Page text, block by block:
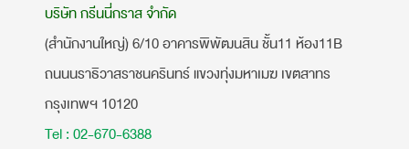
บริษัท กรีนนี่กราส จำกัด
(สำนักงานใหญ่) 6/10 อาคารพิพัฒนสิน ชั้น11 ห้อง11B
ถนนนราธิวาสราชนครินทร์ แขวงทุ่งมหาเมฆ เขตสาทร
กรุงเทพฯ 10120
Tel : 02-670-6388